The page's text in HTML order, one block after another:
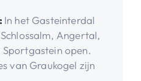
In het Gasteinterdal
Angertal,
Sportgastein open.
van Graukogel zijn